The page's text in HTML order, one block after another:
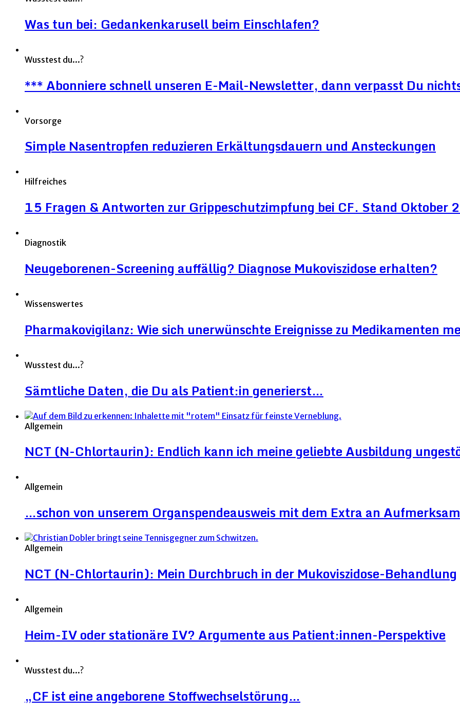
Was tun bei: Gedankenkarusell beim Einschlafen?
Wusstest du...?
*** Abonniere schnell unseren E-Mail-Newsletter, dann verpasst Du
Vorsorge
Simple Nasentropfen reduzieren Erkältungsdauern und Ansteckungen
Hilfreiches
15 Fragen & Antworten zur Grippeschutzimpfung bei CF. Stand Oktober
Diagnostik
Neugeborenen-Screening auffällig? Diagnose Mukoviszidose erhalten?
Wissenswertes
Pharmakovigilanz: Wie sich unerwünschte Ereignisse zu Medikamenten
Wusstest du...?
Sämtliche Daten, die Du als Patient:in generierst…
Allgemein
NCT (N-Chlortaurin): Endlich kann ich meine geliebte Ausbildung
Allgemein
…schon von unserem Organspendeausweis mit dem Extra an
Allgemein
NCT (N-Chlortaurin): Mein Durchbruch in der Mukoviszidose-Behandlung
Allgemein
Heim-IV oder stationäre IV? Argumente aus Patient:innen-Perspektive
Wusstest du...?
„CF ist eine angeborene Stoffwechselstörung…